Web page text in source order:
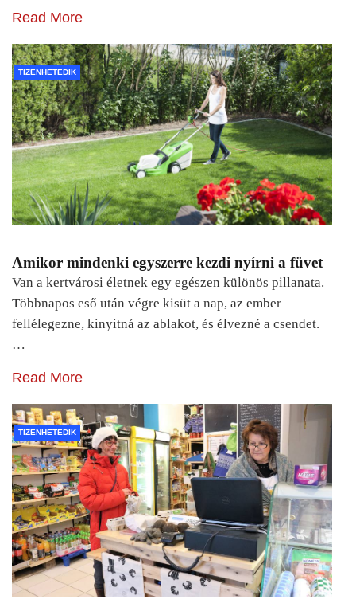
Read More
TIZENHETEDIK
Amikor mindenki egyszerre kezdi nyírni a füvet
Van a kertvárosi életnek egy egészen különös pillanata.
Többnapos eső után végre kisüt a nap, az ember
fellélegezne, kinyitná az ablakot, és élvezné a csendet.
…
Read More
TIZENHETEDIK